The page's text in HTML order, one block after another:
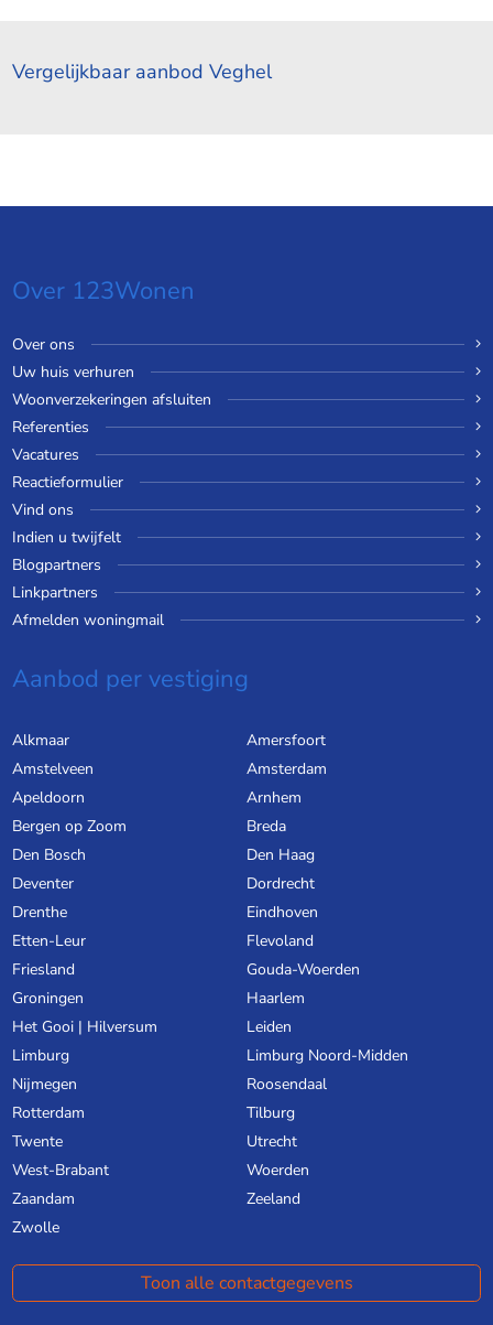
Vergelijkbaar aanbod Veghel
Over 123Wonen
Over ons
Uw huis verhuren
Woonverzekeringen afsluiten
Referenties
Vacatures
Reactieformulier
Vind ons
Indien u twijfelt
Blogpartners
Linkpartners
Afmelden woningmail
Aanbod per vestiging
Alkmaar
Amersfoort
Amstelveen
Amsterdam
Apeldoorn
Arnhem
Bergen op Zoom
Breda
Den Bosch
Den Haag
Deventer
Dordrecht
Drenthe
Eindhoven
Etten-Leur
Flevoland
Friesland
Gouda-Woerden
Groningen
Haarlem
Het Gooi | Hilversum
Leiden
Limburg
Limburg Noord-Midden
Nijmegen
Roosendaal
Rotterdam
Tilburg
Twente
Utrecht
West-Brabant
Woerden
Zaandam
Zeeland
Zwolle
Toon alle contactgegevens